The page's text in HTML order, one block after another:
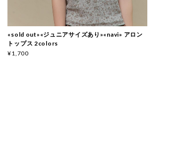
«sold out»«ジュニアサイズあり»«navi» アロン
トップス 2colors
¥1,700